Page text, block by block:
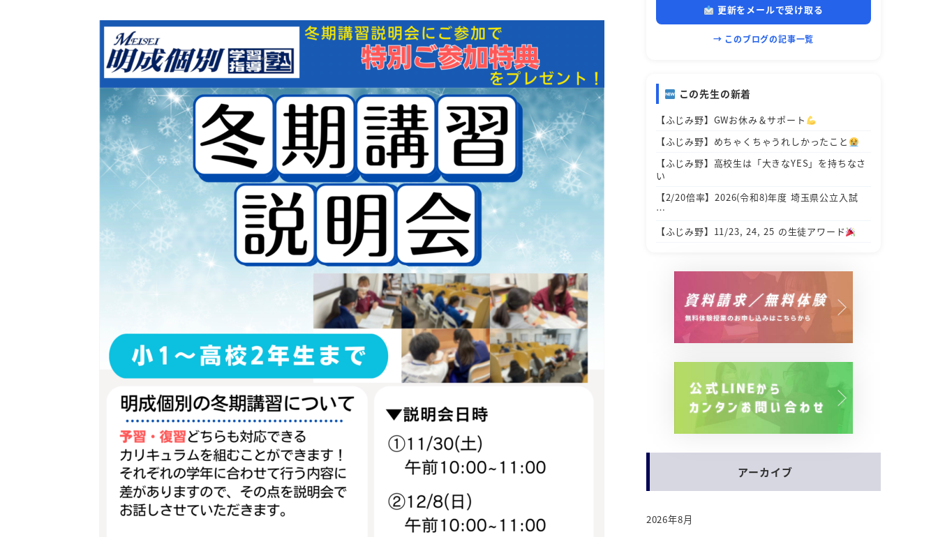
更新をメールで受け取る
→ このブログの記事一覧
この先生の新着
【ふじみ野】GWお休み＆サポート
【ふじみ野】めちゃくちゃうれしかったこと
【ふじみ野】高校生は「大きなYES」を持ちなさ
い
【2/20倍率】2026(令和8)年度 埼玉県公立入試
…
【ふじみ野】11/23, 24, 25 の生徒アワード
アーカイブ
2026年8月